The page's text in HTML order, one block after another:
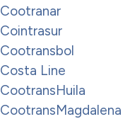
Cootranar
Cointrasur
Cootransbol
Costa Line
CootransHuila
CootransMagdalena